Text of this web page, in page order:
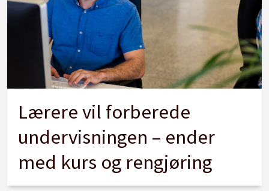
Lærere vil forberede
undervisningen – ender
med kurs og rengjøring